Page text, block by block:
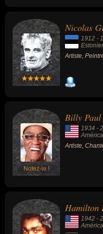
Nicolas
1912 -
Artiste,
Notez-le !
Billy Paul
1934 -
Artiste,
Hamilton
1942 -